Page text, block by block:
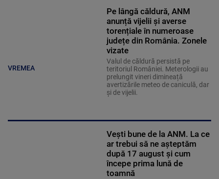
VREMEA
Pe lângă căldură, ANM
anunță vijelii și averse
torențiale în numeroase
județe din România. Zonele
vizate
Valul de căldură persistă pe
teritoriul României. Meterologii au
prelungit vineri dimineață
avertizările meteo de caniculă, dar
și de vijelii.
Vești bune de la ANM. La ce
ar trebui să ne așteptăm
după 17 august și cum
începe prima lună de
toamnă